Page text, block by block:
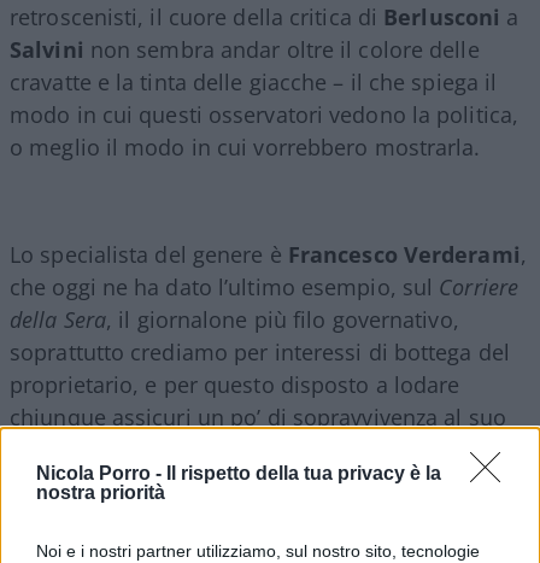
Nicola Porro -
Il rispetto della tua privacy è la
nostra priorità
Noi e i nostri partner utilizziamo, sul nostro sito, tecnologie
retroscenisti, il cuore della critica di Berlusconi a
Salvini non sembra andar oltre il colore delle
cravatte e la tinta delle giacche – il che spiega il
modo in cui questi osservatori vedono la politica,
o meglio il modo in cui vorrebbero mostrarla.
Lo specialista del genere è Francesco Verderami,
che oggi ne ha dato l’ultimo esempio, sul Corriere
della Sera, il giornalone più filo governativo,
soprattutto crediamo per interessi di bottega del
proprietario, e per questo disposto a lodare
chiunque assicuri un po’ di sopravvivenza al suo
minarlo – fino a un’ardita difesa diPaolo Mielidel
sospetto finanziamento ai 5 stelle. Questo per dire